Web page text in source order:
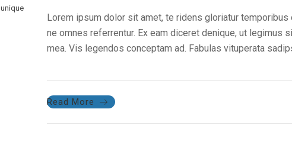
unique
Lorem ipsum dolor sit amet, te ridens gloriatur
ne omnes referrentur. Ex eam diceret denique, ut
mea. Vis legendos conceptam ad. Fabulas vituperata
Read More